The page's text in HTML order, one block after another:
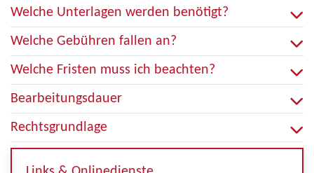
Welche Unterlagen werden benötigt?
Welche Gebühren fallen an?
Welche Fristen muss ich beachten?
Bearbeitungsdauer
Rechtsgrundlage